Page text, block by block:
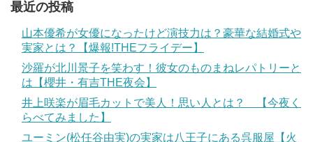
最近の投稿
山本優希が女優になったけど演技力は？豪華な結婚式や
実家とは？【爆報!THEフライデー】
沙羅が北川景子を笑わす！彼女のものまねレパトリーと
は【櫻井・有吉THE夜会】
井上咲楽が眉毛カットで美人！思い人とは？ 【今夜く
らべてみました】
ユーミン(松任谷由実)の実家は八王子にある呉服屋【火